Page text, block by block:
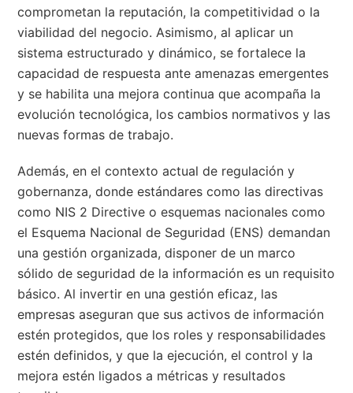
comprometan la reputación, la competitividad o la
viabilidad del negocio. Asimismo, al aplicar un
sistema estructurado y dinámico, se fortalece la
capacidad de respuesta ante amenazas emergentes
y se habilita una mejora continua que acompaña la
evolución tecnológica, los cambios normativos y las
nuevas formas de trabajo.
Además, en el contexto actual de regulación y
gobernanza, donde estándares como las directivas
como NIS 2 Directive o esquemas nacionales como
el Esquema Nacional de Seguridad (ENS) demandan
una gestión organizada, disponer de un marco
sólido de seguridad de la información es un requisito
básico. Al invertir en una gestión eficaz, las
empresas aseguran que sus activos de información
estén protegidos, que los roles y responsabilidades
estén definidos, y que la ejecución, el control y la
mejora estén ligados a métricas y resultados